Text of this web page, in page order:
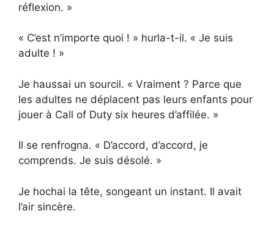
réflexion. »
« C’est n’importe quoi ! » hurla-t-il. « Je suis
adulte ! »
Je haussai un sourcil. « Vraiment ? Parce que
les adultes ne déplacent pas leurs enfants pour
jouer à Call of Duty six heures d’affilée. »
Il se renfrogna. « D’accord, d’accord, je
comprends. Je suis désolé. »
Je hochai la tête, songeant un instant. Il avait
l’air sincère.